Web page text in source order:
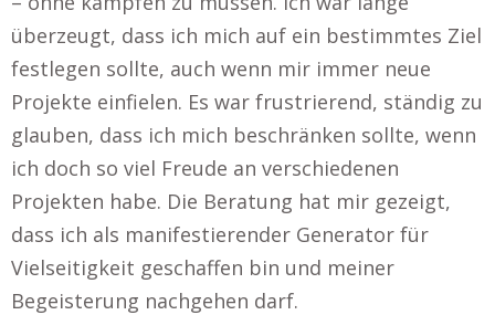
überzeugt, dass ich mich auf ein bestimmtes Ziel
festlegen sollte, auch wenn mir immer neue
Projekte einfielen. Es war frustrierend, ständig zu
glauben, dass ich mich beschränken sollte, wenn
ich doch so viel Freude an verschiedenen
Projekten habe. Die Beratung hat mir gezeigt,
dass ich als manifestierender Generator für
Vielseitigkeit geschaffen bin und meiner
Begeisterung nachgehen darf.